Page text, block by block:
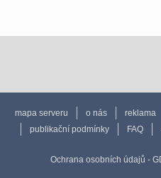
mapa serveru o nás reklama
publikační podmínky
FAQ
Ochrana osobních údajů -